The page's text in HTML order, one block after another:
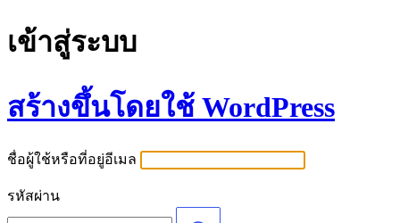
เข้าสู่ระบบ
สร้างขึ้นโดยใช้ WordPress
ชื่อผู้ใช้หรือที่อยู่อีเมล
รหัสผ่าน